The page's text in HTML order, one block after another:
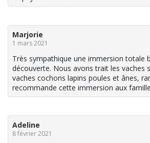
Marjorie
1 mars 2021
Très sympathique une immersion totale
découverte. Nous avons trait les vaches
vaches cochons lapins poules et ânes,
recommande cette immersion aux
Adeline
8 février 2021